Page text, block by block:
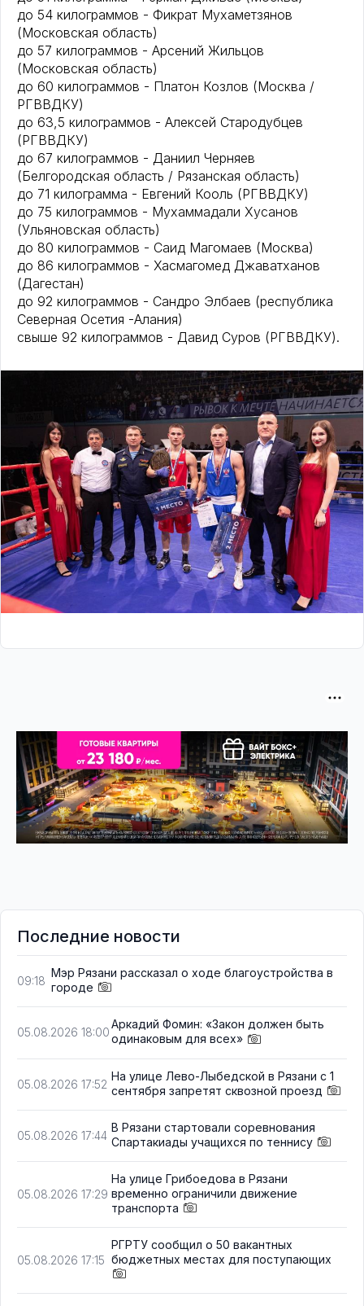
до 54 килограммов - Фикрат Мухаметзянов
(Московская область)
до 57 килограммов - Арсений Жильцов
(Московская область)
до 60 килограммов - Платон Козлов (Москва /
РГВВДКУ)
до 63,5 килограммов - Алексей Стародубцев
(РГВВДКУ)
до 67 килограммов - Даниил Черняев
(Белгородская область / Рязанская область)
до 71 килограмма - Евгений Кооль (РГВВДКУ)
до 75 килограммов - Мухаммадали Хусанов
(Ульяновская область)
до 80 килограммов - Саид Магомаев (Москва)
до 86 килограммов - Хасмагомед Джаватханов
(Дагестан)
до 92 килограммов - Сандро Элбаев (республика
Северная Осетия -Алания)
свыше 92 килограммов - Давид Суров (РГВВДКУ).
Последние новости
09:18
Мэр Рязани рассказал о ходе благоустройства в
городе
05.08.2026 18:00
Аркадий Фомин: «Закон должен быть
одинаковым для всех»
05.08.2026 17:52
На улице Лево-Лыбедской в Рязани с 1
сентября запретят сквозной проезд
05.08.2026 17:44
В Рязани стартовали соревнования
Спартакиады учащихся по теннису
05.08.2026 17:29
На улице Грибоедова в Рязани
временно ограничили движение
транспорта
05.08.2026 17:15
РГРТУ сообщил о 50 вакантных
бюджетных местах для поступающих